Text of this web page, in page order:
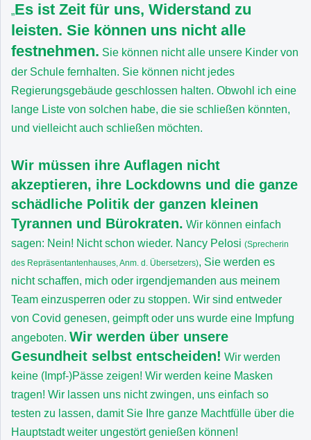
„Es ist Zeit für uns, Widerstand zu
leisten. Sie können uns nicht alle
festnehmen. Sie können nicht alle unsere Kinder von
der Schule fernhalten. Sie können nicht jedes
Regierungsgebäude geschlossen halten. Obwohl ich eine
lange Liste von solchen habe, die sie schließen könnten,
und vielleicht auch schließen möchten.
Wir müssen ihre Auflagen nicht
akzeptieren, ihre Lockdowns und die ganze
schädliche Politik der ganzen kleinen
Tyrannen und Bürokraten. Wir können einfach
sagen: Nein! Nicht schon wieder. Nancy Pelosi (Sprecherin
des Repräsentantenhauses, Anm. d. Übersetzers), Sie werden es
nicht schaffen, mich oder irgendjemanden aus meinem
Team einzusperren oder zu stoppen. Wir sind entweder
von Covid genesen, geimpft oder uns wurde eine Impfung
angeboten. Wir werden über unsere
Gesundheit selbst entscheiden! Wir werden
keine (Impf-)Pässe zeigen! Wir werden keine Masken
tragen! Wir lassen uns nicht zwingen, uns einfach so
testen zu lassen, damit Sie Ihre ganze Machtfülle über die
Hauptstadt weiter ungestört genießen können!